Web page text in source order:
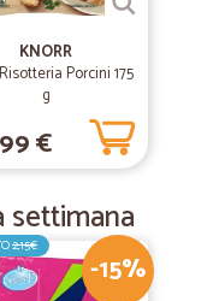
KNORR
Porcini 175
g
€
-15%
2,15€